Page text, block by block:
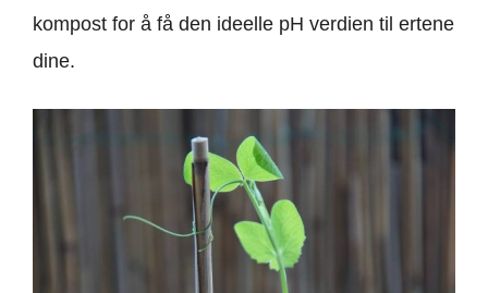
kompost for å få den ideelle pH verdien til ertene
dine.